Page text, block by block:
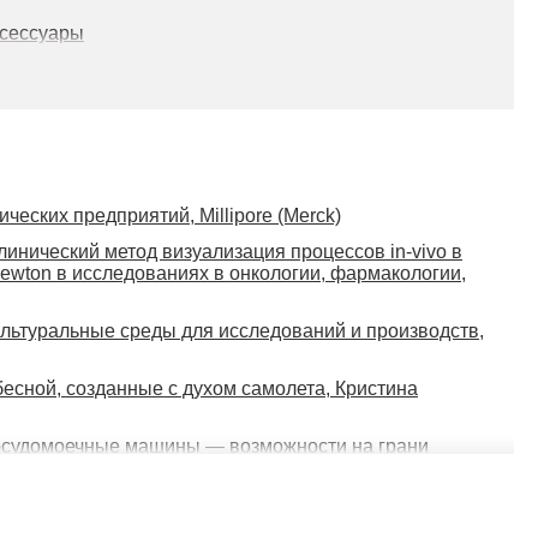
микроорганизмов
предприятий, Millipore (Merck)
метод визуализация процессов in-vivo в
в исследованиях в онкологии, фармакологии,
среды для исследований и производств,
созданные с духом самолета, Кристина
машины — возможности на грани
санкций: часть 3